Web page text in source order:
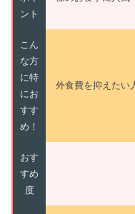
ント
こん
な方
に特
にお
すす
め！
外食費を抑えたい
おす
すめ
度